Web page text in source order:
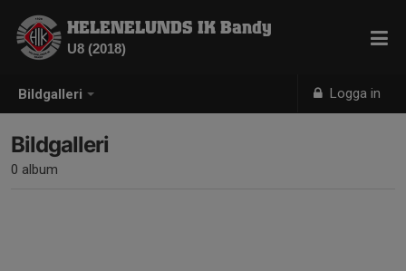
Bildgalleri Logga in
HELENELUNDS IK Bandy
U8 (2018)
Bildgalleri
0 album